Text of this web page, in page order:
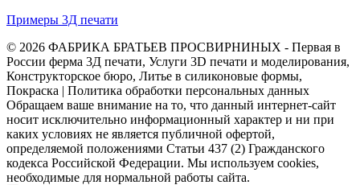
Примеры 3Д печати
© 2026 ФАБРИКА БРАТЬЕВ ПРОСВИРНИНЫХ - Первая в
России ферма 3Д печати, Услуги 3D печати и моделирования,
Конструкторское бюро, Литье в силиконовые формы,
Покраска | Политика обработки персональных данных
Обращаем ваше внимание на то, что данный интернет-сайт
носит исключительно информационный характер и ни при
каких условиях не является публичной офертой,
определяемой положениями Статьи 437 (2) Гражданского
кодекса Российской Федерации. Мы используем cookies,
необходимые для нормальной работы сайта.